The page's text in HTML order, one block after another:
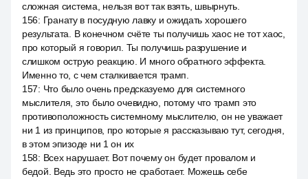
сложная система, нельзя вот так взять, швырнуть.
156: Гранату в посудную лавку и ожидать хорошего
результата. В конечном счёте ты получишь хаос не тот хаос,
про который я говорил. Ты получишь разрушение и
слишком острую реакцию. И много обратного эффекта.
Именно то, с чем сталкивается трамп.
157: Что было очень предсказуемо для системного
мыслителя, это было очевидно, потому что трамп это
противоположность системному мыслителю, он не уважает
ни 1 из принципов, про которые я рассказываю тут, сегодня,
в этом эпизоде ни 1 он их
158: Всех нарушает. Вот почему он будет провалом и
бедой. Ведь это просто не сработает. Можешь себе